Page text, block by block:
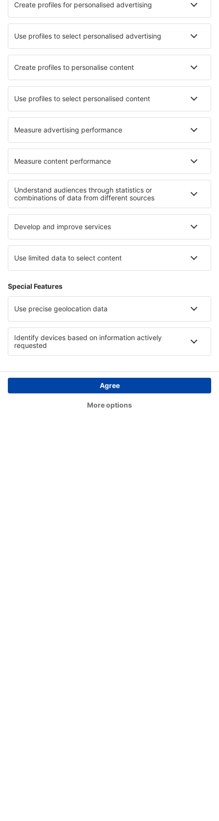
Sandane Airport (SDN)
Skien Airport (SKE)
Stavanger Sola (SVG)
Sorkjosen Airport (SOJ)
Sandnessjoen Stokka (SSJ)
Stokmarknes Airport (SKN)
Longyear Svalbard (LYR)
Vadso Airport (VDS)
Trondheim Vaernes (TRD)
Vardo Airport (VAW)
Alesund Vigra (AES)